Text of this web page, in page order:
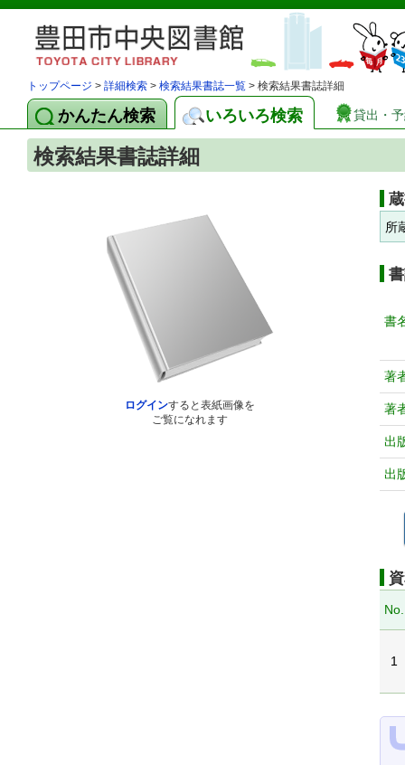
トップページ > 詳細検索 > 検索結果書誌一覧 > 検索結果書誌詳細
かんたん検索 いろいろ検索 貸出・
検索結果書誌詳細
ログインすると表紙画像を
ご覧になれます
所
書
著
著
出
出
No.
1